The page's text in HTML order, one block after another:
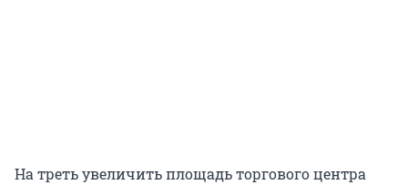
На треть увеличить площадь торгового центра